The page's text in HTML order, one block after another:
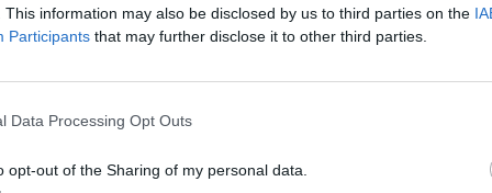
This information may also be disclosed by us to third parties on the
Participants that may further disclose it to other third parties.
Data Processing Opt Outs
opt-out of the Sharing of my personal data.